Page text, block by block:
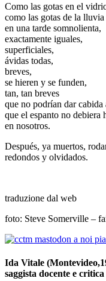
Como las gotas en el
como las gotas de la lluvia
en una tarde somnolienta,
exactamente iguales,
superficiales,
ávidas todas,
breves,
se hieren y se funden,
tan, tan breves
que no podrían dar cabida
que el espanto no debiera
en nosotros.
Después, ya muertos,
redondos y olvidados.
traduzione dal web
foto: Steve Somerville –
Ida Vitale
saggista docente e